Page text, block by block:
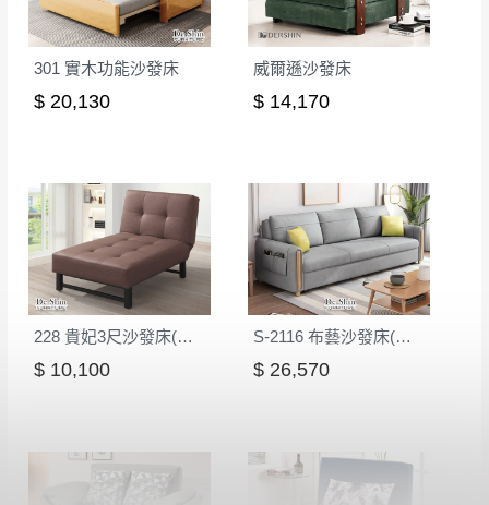
301 實木功能沙發床
$ 20,130
威爾遜沙發床
$ 14,170
228 貴妃3尺沙發床(咖啡色)
$ 10,100
S-2116 布藝沙發床(灰色)
$ 26,570